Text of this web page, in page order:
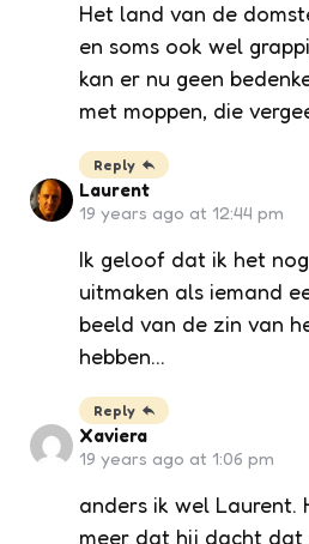
Het land van de
en soms ook wel
kan er nu geen
met moppen, die
Reply
Laurent
19 years ago at 12:44 pm
Ik geloof dat ik het
uitmaken als iemand
beeld van de zin van
hebben…
Reply
Xaviera
19 years ago at 1:06 pm
anders ik wel Laurent.
meer dat hij dacht